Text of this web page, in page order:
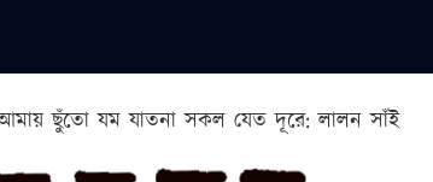
ছুঁতো যম যাতনা সকল যেত দূরে: লালন সাঁই